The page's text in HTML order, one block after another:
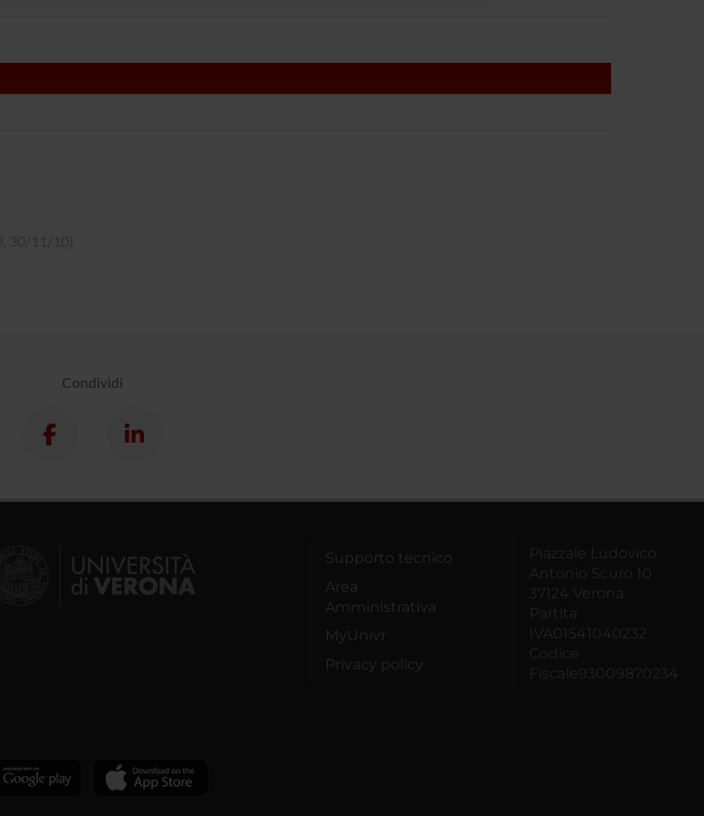
Condividi
Supporto tecnico
Area
Amministrativa
MyUnivr
Privacy policy
Piazzale Ludovico
Antonio Scuro 10
37124 Verona
Partita
IVA01541040232
Codice
Fiscale93009870234